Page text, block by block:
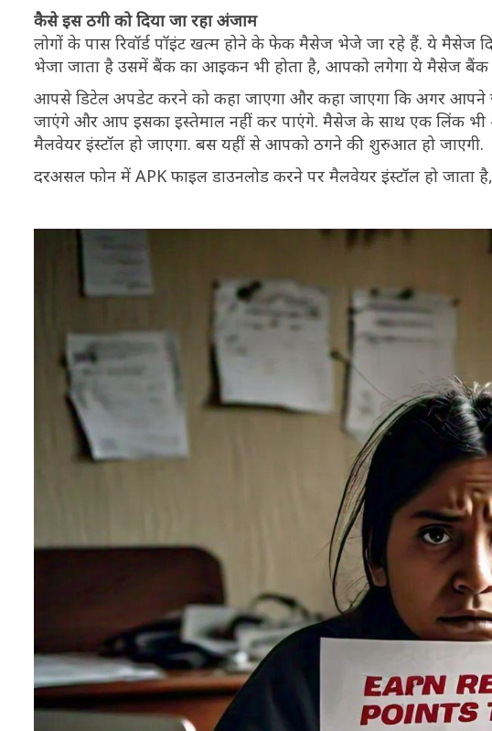
कैसे इस ठगी को दिया जा रहा अंजाम
लोगों के पास रिवॉर्ड पॉइंट खत्म होने के फेक मैसेज भेजे जा रहे हैं. ये
भेजा जाता है उसमें बैंक का आइकन भी होता है, आपको लगेगा ये मैसेज
आपसे डिटेल अपडेट करने को कहा जाएगा और कहा जाएगा कि अगर आपने
जाएंगे और आप इसका इस्तेमाल नहीं कर पाएंगे. मैसेज के साथ एक लिंक
मैलवेयर इंस्टॉल हो जाएगा. बस यहीं से आपको ठगने की शुरुआत हो जाएगी.
दरअसल फोन में APK फाइल डाउनलोड करने पर मैलवेयर इंस्टॉल हो जाता